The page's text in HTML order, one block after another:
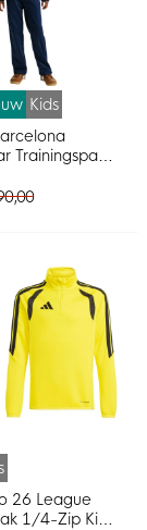
Kids
Trainingspak
Rood
26 League
1/4-Zip Kids